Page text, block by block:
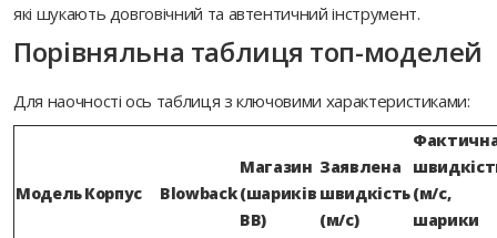
які шукають довговічний та автентичний інструмент.
Порівняльна таблиця топ-моделей
Для наочності ось таблиця з ключовими характеристиками:
МодельКорпус Blowback
Магазин
(шариків
BB)
Заявлена
швидкість
(м/с)
(м/с,
шарики